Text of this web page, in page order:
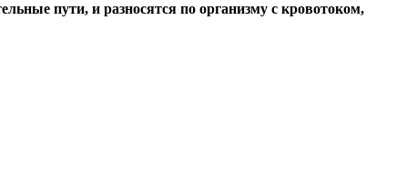
пути, и разносятся по организму с кровотоком,